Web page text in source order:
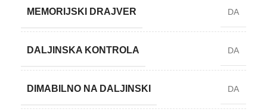
MEMORIJSKI DRAJVER DA
DALJINSKA KONTROLA DA
DIMABILNO NA DALJINSKI DA